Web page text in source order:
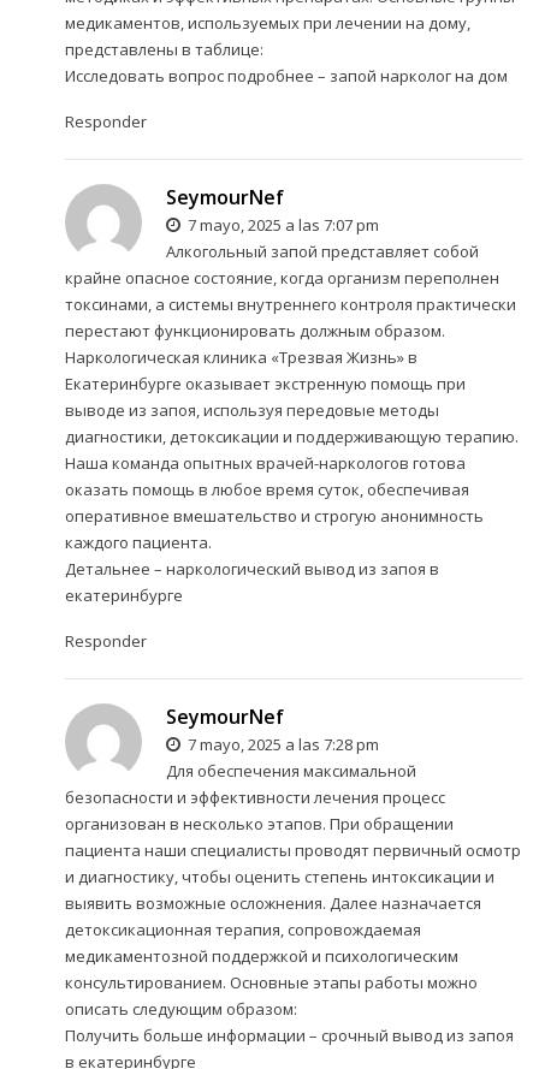
медикаментов, используемых при лечении на дому,
представлены в таблице:
Исследовать вопрос подробнее – запой нарколог на дом
Responder
SeymourNef
7 mayo, 2025 a las 7:07 pm
Алкогольный запой представляет собой
крайне опасное состояние, когда организм переполнен
токсинами, а системы внутреннего контроля практически
перестают функционировать должным образом.
Наркологическая клиника «Трезвая Жизнь» в
Екатеринбурге оказывает экстренную помощь при
выводе из запоя, используя передовые методы
диагностики, детоксикации и поддерживающую терапию.
Наша команда опытных врачей-наркологов готова
оказать помощь в любое время суток, обеспечивая
оперативное вмешательство и строгую анонимность
каждого пациента.
Детальнее – наркологический вывод из запоя в
екатеринбурге
Responder
SeymourNef
7 mayo, 2025 a las 7:28 pm
Для обеспечения максимальной
безопасности и эффективности лечения процесс
организован в несколько этапов. При обращении
пациента наши специалисты проводят первичный осмотр
и диагностику, чтобы оценить степень интоксикации и
выявить возможные осложнения. Далее назначается
детоксикационная терапия, сопровождаемая
медикаментозной поддержкой и психологическим
консультированием. Основные этапы работы можно
описать следующим образом:
Получить больше информации – срочный вывод из запоя
в екатеринбурге